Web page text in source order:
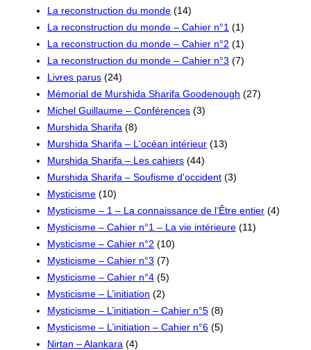
La reconstruction du monde (14)
La reconstruction du monde – Cahier n°1 (1)
La reconstruction du monde – Cahier n°2 (1)
La reconstruction du monde – Cahier n°3 (7)
Livres parus (24)
Mémorial de Murshida Sharifa Goodenough (27)
Michel Guillaume – Conférences (3)
Murshida Sharifa (8)
Murshida Sharifa – L'océan intérieur (13)
Murshida Sharifa – Les cahiers (44)
Murshida Sharifa – Soufisme d'occident (3)
Mysticisme (10)
Mysticisme – 1 – La connaissance de l’Être entier (4)
Mysticisme – Cahier n°1 – La vie intérieure (11)
Mysticisme – Cahier n°2 (10)
Mysticisme – Cahier n°3 (7)
Mysticisme – Cahier n°4 (5)
Mysticisme – L’initiation (2)
Mysticisme – L’initiation – Cahier n°5 (8)
Mysticisme – L’initiation – Cahier n°6 (5)
Nirtan – Alankara (4)